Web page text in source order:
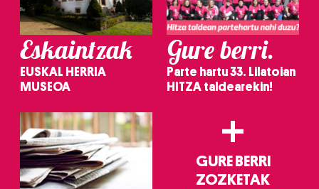
Eskaintzak
EUSKAL HERRIA
MUSEOA
Gure berri.
Parte hartu 33. Lilatoian
HITZA taldearekin!
+
GURE BERRI
ZOZKETAK